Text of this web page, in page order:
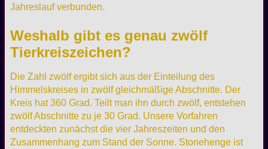
Jahreslauf verbunden.
Weshalb gibt es genau zwölf
Tierkreiszeichen?
Die Zahl zwölf ergibt sich aus der Einteilung des
Himmelskreises in zwölf gleichmäßige Abschnitte. Der
Kreis hat 360 Grad. Teilt man ihn durch zwölf, entstehen
zwölf Abschnitte zu je 30 Grad. Unsere Vorfahren
entdeckten zunächst die vier Jahreszeiten und den
Zusammenhang zum Stand der Sonne. Stonehenge ist